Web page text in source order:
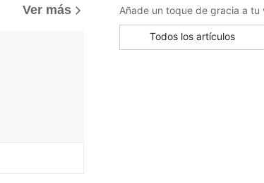
Ver más
4,91
Todos los artículos